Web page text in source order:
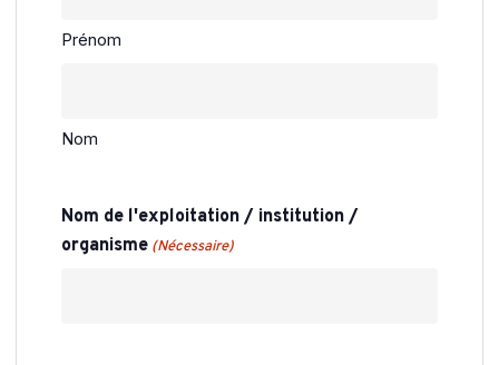
Prénom
Nom
Nom de l'exploitation / institution /
organisme (Nécessaire)